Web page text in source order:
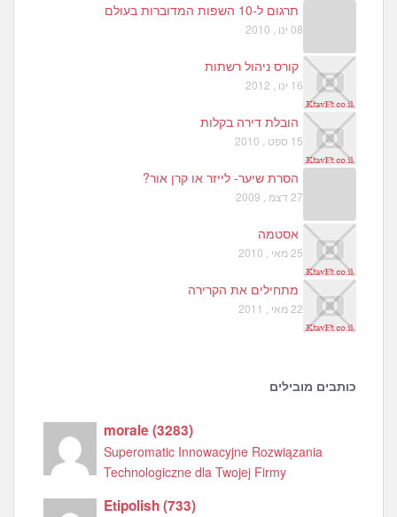
תרגום ל-10 השפות המדוברות בעולם
08 ינו , 2010
קורס ניהול רשתות
16 ינו , 2012
הובלת דירה בקלות
15 ספט , 2010
הסרת שיער- לייזר או קרן אור?
27 דצמ , 2009
אסטמה
25 מאי , 2010
מתחילים את הקרירה
22 מאי , 2011
כותבים מובילים
morale(3283)
Superomatic Innowacyjne Rozwiązania
Technologiczne dla Twojej Firmy
Etipolish(733)